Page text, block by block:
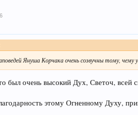
Януша Корчака очень созвучны тому, чему
был очень высокий Дух, Светоч,
этому Огненному Духу,